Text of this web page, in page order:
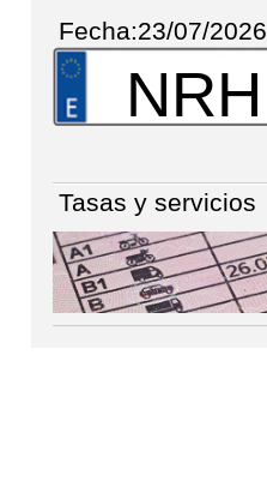
Fecha:23/07/2026
NRH
Tasas y servicios